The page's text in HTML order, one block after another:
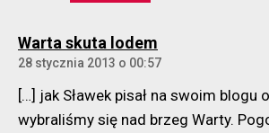
Warta skuta lodem
28 stycznia 2013 o 00:57
[…] jak Sławek pisał na swoim blogu
wybraliśmy się nad brzeg Warty.